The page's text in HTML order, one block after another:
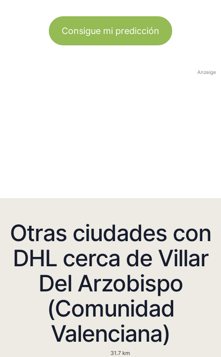
Consigue mi predicción
Anzeige
Otras ciudades con
DHL cerca de Villar
Del Arzobispo
(Comunidad
Valenciana)
31.7 km